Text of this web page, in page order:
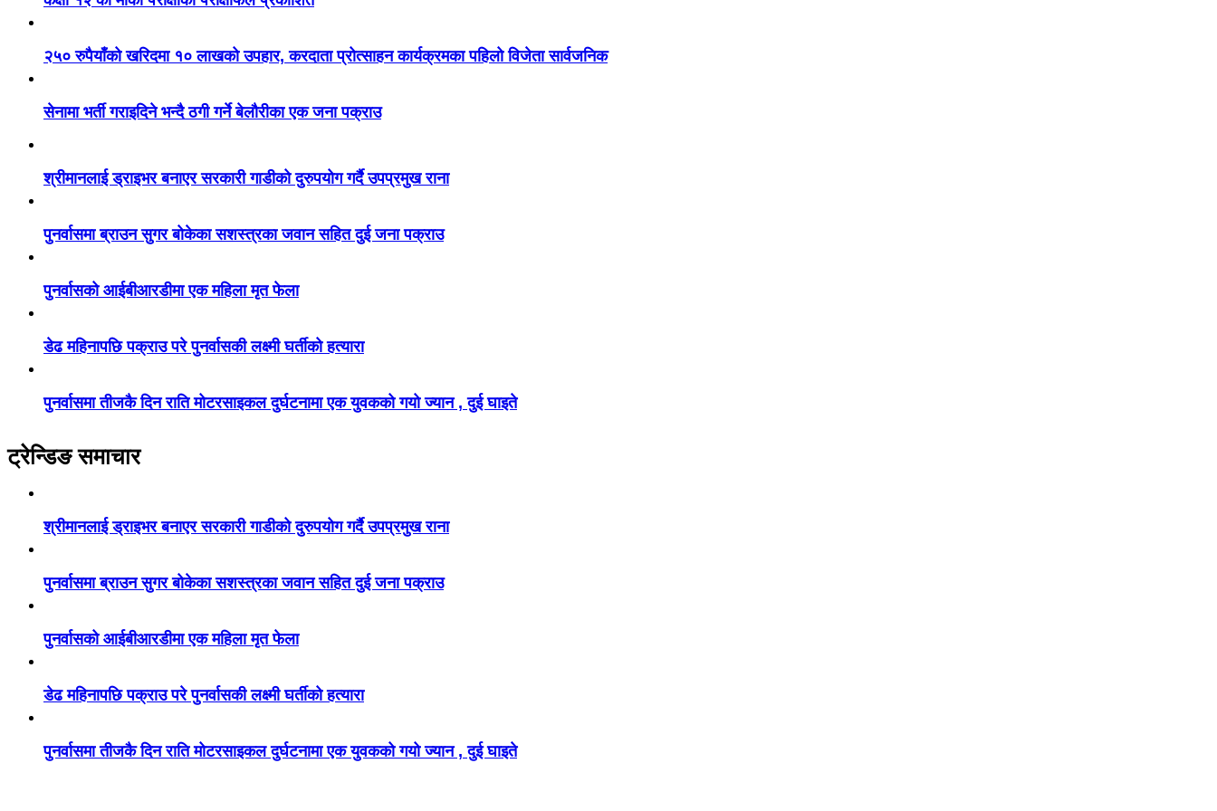
२५० रुपैयाँको खरिदमा १० लाखको उपहार, करदाता प्रोत्साहन कार्यक्रमका पहिलो विजेता सार्वजनिक
सेनामा भर्ती गराइदिने भन्दै ठगी गर्ने बेलौरीका एक जना पक्राउ
श्रीमानलाई ड्राइभर बनाएर सरकारी गाडीको दुरुपयोग गर्दै उपप्रमुख राना
पुनर्वासमा ब्राउन सुगर बोकेका सशस्त्रका जवान सहित दुई जना पक्राउ
पुनर्वासको आईबीआरडीमा एक महिला मृत फेला
डेढ महिनापछि पक्राउ परे पुनर्वासकी लक्ष्मी घर्तीको हत्यारा
पुनर्वासमा तीजकै दिन राति मोटरसाइकल दुर्घटनामा एक युवकको गयो ज्यान , दुई घाइते
ट्रेन्डिङ समाचार
श्रीमानलाई ड्राइभर बनाएर सरकारी गाडीको दुरुपयोग गर्दै उपप्रमुख राना
पुनर्वासमा ब्राउन सुगर बोकेका सशस्त्रका जवान सहित दुई जना पक्राउ
पुनर्वासको आईबीआरडीमा एक महिला मृत फेला
डेढ महिनापछि पक्राउ परे पुनर्वासकी लक्ष्मी घर्तीको हत्यारा
पुनर्वासमा तीजकै दिन राति मोटरसाइकल दुर्घटनामा एक युवकको गयो ज्यान , दुई घाइते